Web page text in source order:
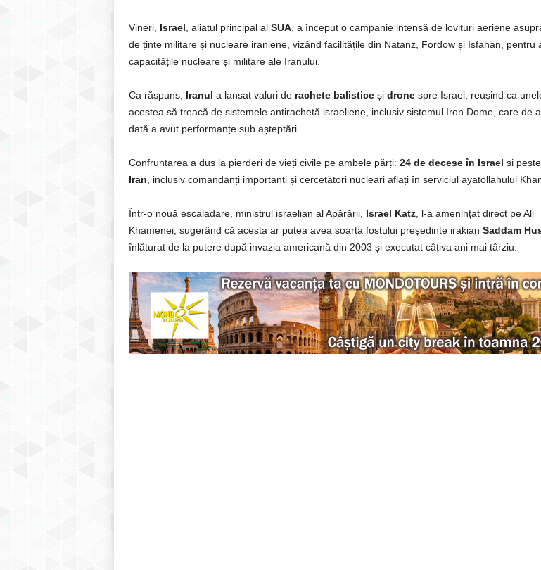
Vineri, Israel , aliatul principal al SUA, a început o campanie intensă de lovituri aeriene
de ținte militare și nucleare iraniene, vizând facilitățile din Natanz, Fordow și Isfahan, pentru
capacitățile nucleare și militare ale Iranului.
Ca răspuns, Iranul a lansat valuri de rachete balisticeși dronespre Israel, reușind ca
acestea să treacă de sistemele antirachetă israeliene, inclusiv sistemul Iron Dome, care de
dată a avut performanțe sub așteptări.
Confruntarea a dus la pierderi de vieți civile pe ambele părți: 24 de decese în Israel și peste
Iran , inclusiv comandanți importanți și cercetători nucleari aflați în serviciul ayatollahului
Într-o nouă escaladare, ministrul israelian al Apărării, Israel Katz, l-a amenințat direct pe Ali
Khamenei, sugerând că acesta ar putea avea soarta fostului președinte irakian Saddam
înlăturat de la putere după invazia americană din 2003 și executat câțiva ani mai târziu.